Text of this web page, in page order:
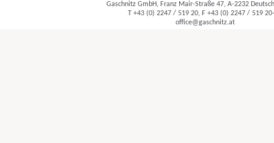
Gaschnitz GmbH, Franz Mair-Straße 47, A-2232
T +43 (0) 2247 / 519 20, F +43 (0) 2247 / 519
office@gaschnitz.at